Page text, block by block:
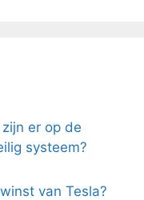
er op de
systeem?
van Tesla?